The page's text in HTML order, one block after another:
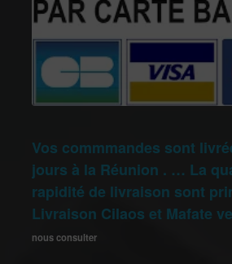
Vos commmandes sont
jours à la Réunion . … La
rapidité de livraison sont
Livraison Cilaos et Mafate
nous consulter